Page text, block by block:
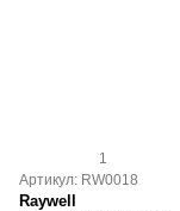
1
Артикул: RW0018
Raywell